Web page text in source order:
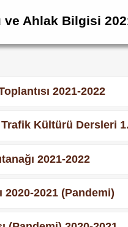
Ahlak Bilgisi
2021-2022
Kültürü Dersleri
2021-2022
2020-2021 (Pandemi)